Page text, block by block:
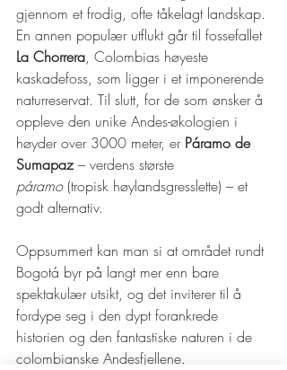
gjennom et frodig, ofte tåkelagt landskap.
En annen populær utflukt går til fossefallet
La Chorrera, Colombias høyeste
kaskadefoss, som ligger i et imponerende
naturreservat. Til slutt, for de som ønsker å
oppleve den unike Andes-økologien i
høyder over 3000 meter, er Páramo de
Sumapaz – verdens største
páramo (tropisk høylandsgresslette) – et
godt alternativ.
Oppsummert kan man si at området rundt
Bogotá byr på langt mer enn bare
spektakulær utsikt, og det inviterer til å
fordype seg i den dypt forankrede
historien og den fantastiske naturen i de
colombianske Andesfjellene.